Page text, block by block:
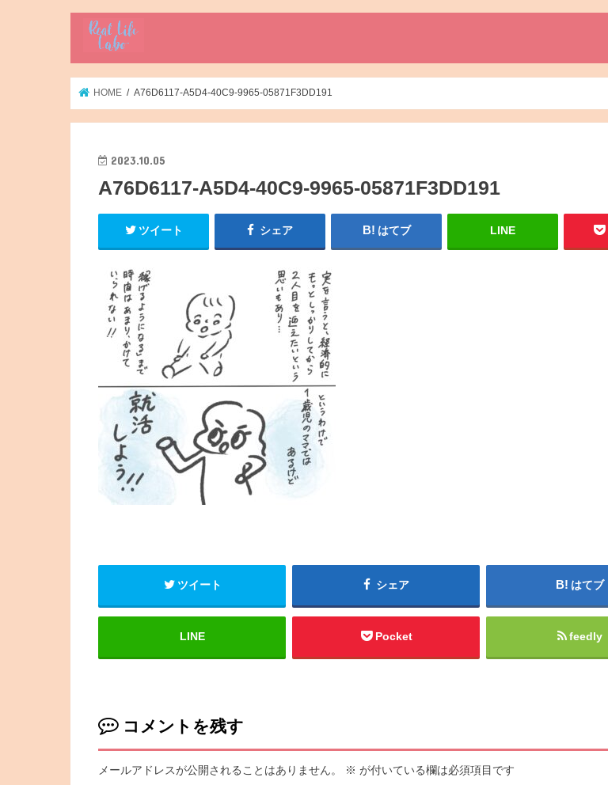
HOME A76D6117-A5D4-40C9-9965-05871F3DD191
2023.10.05
A76D6117-A5D4-40C9-9965-05871F3DD191
ツイート シェア はてブ LINE
ツイート シェア はてブ
LINE Pocket feedly
コメントを残す
メールアドレスが公開されることはありません。 ※ が付いている欄は必須項目です